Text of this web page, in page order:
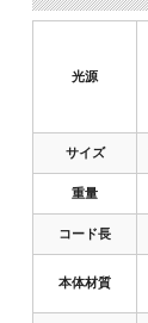
光源
サイズ
重量
コード長
本体材質